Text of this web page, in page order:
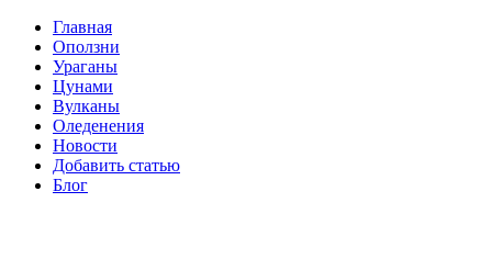
Главная
Оползни
Ураганы
Цунами
Вулканы
Оледенения
Новости
Добавить статью
Блог